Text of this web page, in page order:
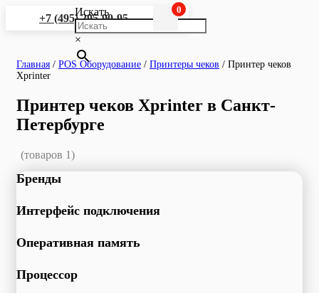
+7 (495) 295-90-95
Искать
×
0
Главная / POS Оборудование / Принтеры чеков / Принтер чеков
Xprinter
Принтер чеков Xprinter в Санкт-
Петербурге
(товаров 1)
Бренды
Интерфейс подключения
Оперативная память
Процессор